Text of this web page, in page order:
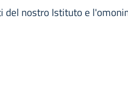
del nostro Istituto e